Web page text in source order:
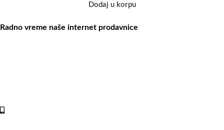
Dodaj u korpu
Radno vreme naše internet prodavnice
+381 (69) 767-202